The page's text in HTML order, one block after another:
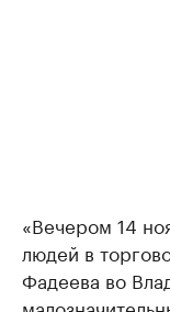
«Вечером 14
людей в
Фадеева во